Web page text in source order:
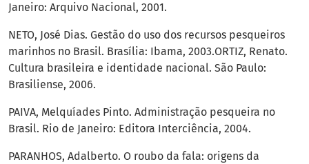
Janeiro: Arquivo Nacional, 2001.
NETO, José Dias. Gestão do uso dos recursos pesqueiros
marinhos no Brasil. Brasília: Ibama, 2003.ORTIZ, Renato.
Cultura brasileira e identidade nacional. São Paulo:
Brasiliense, 2006.
PAIVA, Melquíades Pinto. Administração pesqueira no
Brasil. Rio de Janeiro: Editora Interciência, 2004.
PARANHOS, Adalberto. O roubo da fala: origens da